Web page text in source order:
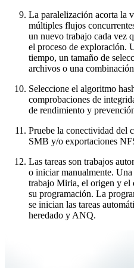
La paralelización acorta la
múltiples flujos
un nuevo trabajo cada vez
el proceso de exploración.
tiempo, un tamaño de
archivos o una
Seleccione el algoritmo
comprobaciones de
de rendimiento y
Pruebe la conectividad del
SMB y/o exportaciones
Las tareas son trabajos
o iniciar manualmente.
trabajo Miria, el origen y el
su programación. La
se inician las tareas
heredado y ANQ.